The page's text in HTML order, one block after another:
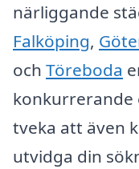
närliggande
Falköping,
och Töreboda
konkurrerande
tveka att även
utvidga din